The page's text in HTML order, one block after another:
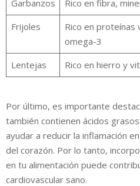
Garbanzos
Rico en fibra,
Frijoles
Rico en proteínas
omega-3
Lentejas
Rico en hierro y
Por último, es importante
también contienen ácidos
ayudar a reducir la inflamación
del corazón. Por lo tanto,
en tu alimentación puede
cardiovascular sano.